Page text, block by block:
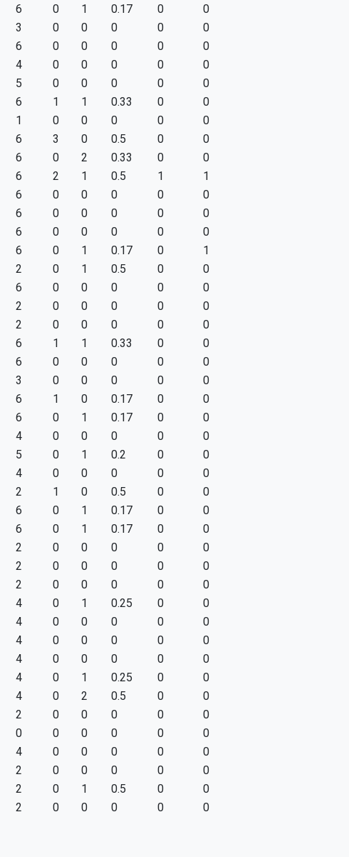
6 0 1 0.17 0
0
3 0 0 0 0
0
6 0 0 0 0
0
4 0 0 0 0
0
5 0 0 0 0
0
6 1 1 0.33 0
0
1 0 0 0 0
0
6 3 0 0.5 0
0
6 0 2 0.33 0
0
6 2 1 0.5 1
1
6 0 0 0 0
0
6 0 0 0 0
0
6 0 0 0 0
0
6 0 1 0.17 0
1
2 0 1 0.5 0
0
6 0 0 0 0
0
2 0 0 0 0
0
2 0 0 0 0
0
6 1 1 0.33 0
0
6 0 0 0 0
0
3 0 0 0 0
0
6 1 0 0.17 0
0
6 0 1 0.17 0
0
4 0 0 0 0
0
5 0 1 0.2 0
0
4 0 0 0 0
0
2 1 0 0.5 0
0
6 0 1 0.17 0
0
6 0 1 0.17 0
0
2 0 0 0 0
0
2 0 0 0 0
0
2 0 0 0 0
0
4 0 1 0.25 0
0
4 0 0 0 0
0
4 0 0 0 0
0
4 0 0 0 0
0
4 0 1 0.25 0
0
4 0 2 0.5 0
0
2 0 0 0 0
0
0 0 0 0 0
0
4 0 0 0 0
0
2 0 0 0 0
0
2 0 1 0.5 0
0
2 0 0 0 0 0